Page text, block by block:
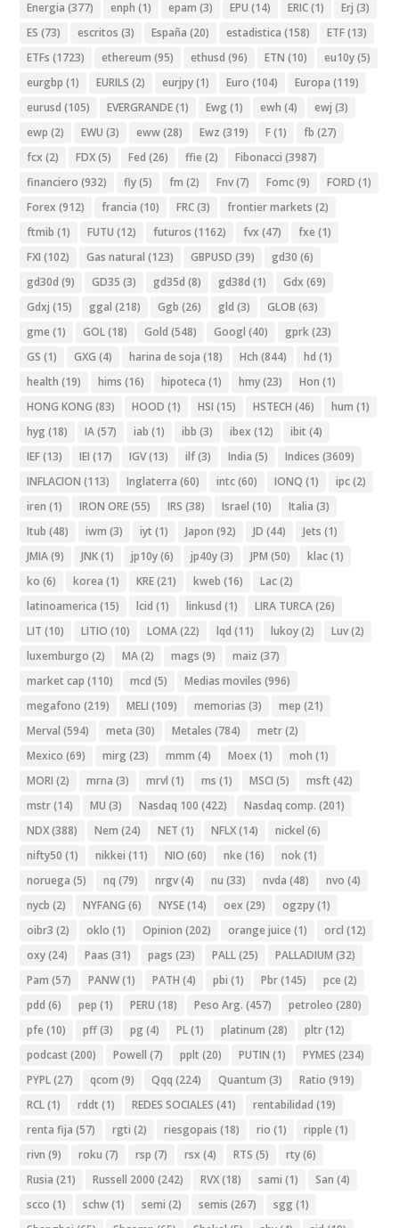
Energia (377) enph (1) epam (3) EPU (14) ERIC(1) Erj (3)
ES (73) escritos (3) España (20) estadistica (158) ETF(13)
ETFs (1723) ethereum (95) ethusd (96) ETN (10) eu10y(5)
eurgbp (1) EURILS (2) eurjpy(1) Euro (104) Europa (119)
eurusd (105) EVERGRANDE(1) Ewg (1) ewh (4) ewj (3)
ewp (2) EWU (3) eww(28) Ewz (319) F(1) fb (27)
fcx (2) FDX(5) Fed (26) ffie (2) Fibonacci (3987)
financiero (932) fly(5) fm (2) Fnv(7) Fomc(9) FORD (1)
Forex (912) francia (10) FRC(3) frontier markets (2)
ftmib (1) FUTU (12) futuros (1162) fvx (47) fxe (1)
FXI (102) Gas natural (123) GBPUSD (39) gd30 (6)
gd30d (9) GD35 (3) gd35d (8) gd38d (1) Gdx (69)
Gdxj (15) ggal (218) Ggb (26) gld (3) GLOB (63)
gme (1) GOL(18) Gold (548) Googl (40) gprk(23)
GS (1) GXG (4) harina de soja (18) Hch (844) hd (1)
health (19) hims (16) hipoteca (1) hmy(23) Hon (1)
HONG KONG (83) HOOD (1) HSI (15) HSTECH (46) hum (1)
hyg (18) IA(57) iab (1) ibb (3) ibex (12) ibit (4)
IEF(13) IEI (17) IGV(13) ilf(3) India (5) Indices (3609)
INFLACION (113) Inglaterra (60) intc(60) IONQ (1) ipc(2)
iren (1) IRON ORE(55) IRS (38) Israel (10) Italia (3)
Itub (48) iwm (3) iyt (1) Japon (92) JD (44) Jets (1)
JMIA(9) JNK(1) jp10y(6) jp40y(3) JPM (50) klac(1)
ko (6) korea (1) KRE(21) kweb (16) Lac(2)
latinoamerica (15) lcid (1) linkusd (1) LIRA TURCA(26)
LIT (10) LITIO (10) LOMA(22) lqd (11) lukoy(2) Luv(2)
luxemburgo (2) MA(2) mags (9) maiz (37)
market cap (110) mcd (5) Medias moviles (996)
megafono (219) MELI (109) memorias (3) mep (21)
Merval (594) meta (30) Metales (784) metr(2)
Mexico (69) mirg (23) mmm (4) Moex (1) moh (1)
MORI (2) mrna (3) mrvl (1) ms (1) MSCI (5) msft (42)
mstr(14) MU (3) Nasdaq 100 (422) Nasdaq comp. (201)
NDX(388) Nem (24) NET (1) NFLX(14) nickel (6)
nifty50 (1) nikkei (11) NIO (60) nke (16) nok(1)
noruega (5) nq (79) nrgv(4) nu (33) nvda (48) nvo (4)
nycb (2) NYFANG (6) NYSE(14) oex (29) ogzpy(1)
oibr3 (2) oklo (1) Opinion (202) orange juice (1) orcl (12)
oxy(24) Paas (31) pags (23) PALL(25) PALLADIUM (32)
Pam (57) PANW(1) PATH (4) pbi (1) Pbr(145) pce (2)
pdd (6) pep (1) PERU (18) Peso Arg. (457) petroleo (280)
pfe (10) pff(3) pg (4) PL(1) platinum (28) pltr(12)
podcast (200) Powell (7) pplt (20) PUTIN (1) PYMES (234)
PYPL(27) qcom (9) Qqq (224) Quantum (3) Ratio (919)
RCL(1) rddt (1) REDES SOCIALES (41) rentabilidad (19)
renta fija (57) rgti (2) riesgopais (18) rio (1) ripple (1)
rivn (9) roku (7) rsp (7) rsx (4) RTS (5) rty(6)
Rusia (21) Russell 2000 (242) RVX(18) sami (1) San (4)
scco (1) schw(1) semi (2) semis (267) sgg (1)